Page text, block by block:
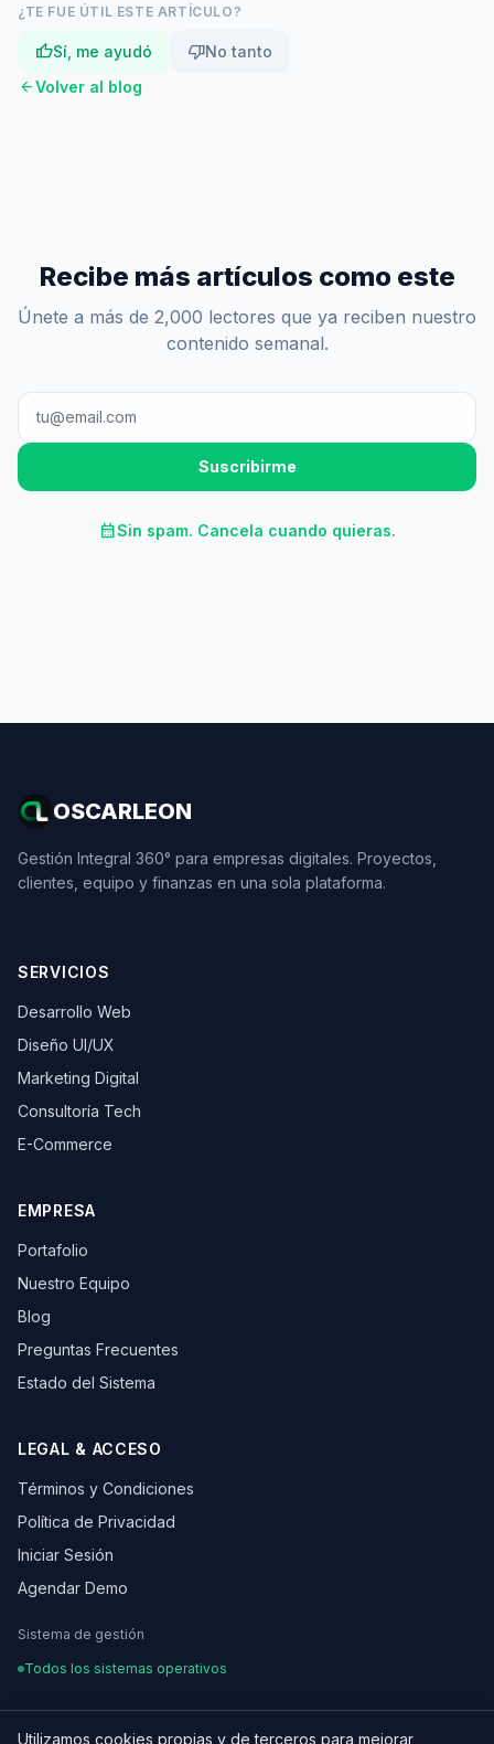
¿TE FUE ÚTIL ESTE ARTÍCULO?
thumb_upSí, me ayudó thumb_downNo tanto
arrow_backVolver al blog
Recibe más artículos como este
Únete a más de 2,000 lectores que ya reciben nuestro
contenido semanal.
Suscribirme
calendar_monthSin spam. Cancela cuando quieras.
OSCARLEON
Gestión Integral 360° para empresas digitales. Proyectos,
clientes, equipo y finanzas en una sola plataforma.
SERVICIOS
Desarrollo Web
Diseño UI/UX
Marketing Digital
Consultoría Tech
E-Commerce
EMPRESA
Portafolio
Nuestro Equipo
Blog
Preguntas Frecuentes
Estado del Sistema
LEGAL & ACCESO
Términos y Condiciones
Política de Privacidad
Iniciar Sesión
Agendar Demo
Sistema de gestión
Todos los sistemas operativos
Utilizamos cookies propias y de terceros para mejorar